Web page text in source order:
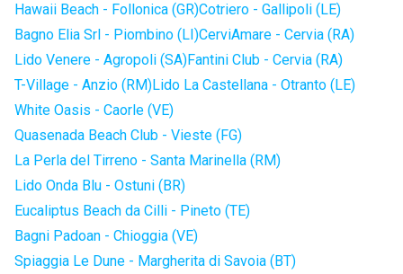
Hawaii Beach - Follonica (GR)Cotriero - Gallipoli (LE)
Bagno Elia Srl - Piombino (LI)CerviAmare - Cervia (RA)
Lido Venere - Agropoli (SA)Fantini Club - Cervia (RA)
T-Village - Anzio (RM)Lido La Castellana - Otranto (LE)
White Oasis - Caorle (VE)
Quasenada Beach Club - Vieste (FG)
La Perla del Tirreno - Santa Marinella (RM)
Lido Onda Blu - Ostuni (BR)
Eucaliptus Beach da Cilli - Pineto (TE)
Bagni Padoan - Chioggia (VE)
Spiaggia Le Dune - Margherita di Savoia (BT)